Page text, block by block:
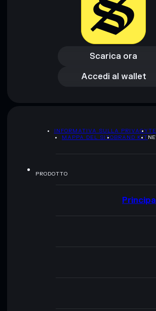
Scarica ora
Scarica ora
Accedi al wallet
Accedi al wallet
INFORMATIVA SULLA PRIVACY
MAPPA DEL SITOBRAND KIT
PRODOTTO